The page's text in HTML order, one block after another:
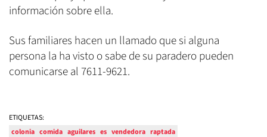
información sobre ella.
Sus familiares hacen un llamado que si alguna
persona la ha visto o sabe de su paradero pueden
comunicarse al 7611-9621.
ETIQUETAS:
colonia comida aguilares es vendedora raptada